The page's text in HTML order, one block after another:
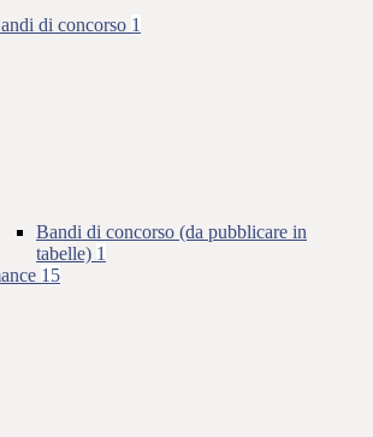
di concorso 1
Bandi di concorso (da pubblicare in
tabelle) 1
15